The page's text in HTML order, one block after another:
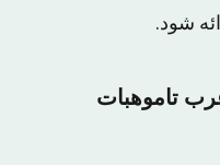
شود.
تاموهبات